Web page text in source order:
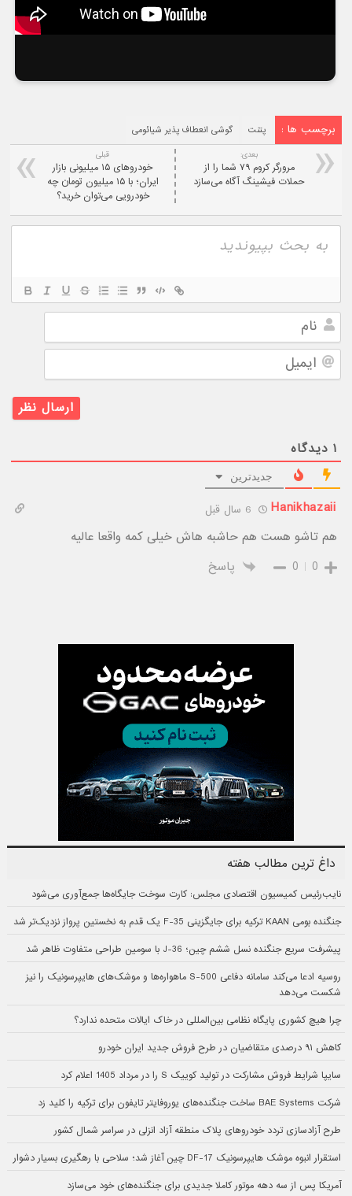
برچسب ها : پتنت گوشی انعطاف پذیر شیائومی
قبلی
خودروهای ۱۵ میلیونی بازار
ایران؛‌ با ۱۵ میلیون تومان چه
خودرویی می‌توان خرید؟
بعدی:
مرورگر کروم ۷۹ شما را از
حملات فیشینگ آگاه می‌سازد
نام
ایمیل
۱ دیدگاه
جدیدترین
Hanikhazaii
هم تاشو هست هم حاشبه هاش خیلی کمه واقعا عالیه
0
0 پاسخ
داغ ترین مطالب هفته
نایب‌رئیس کمیسیون اقتصادی مجلس: کارت سوخت جایگاه‌ها جمع‌آوری می‌شود
جنگنده بومی KAAN ترکیه برای جایگزینی F-35 یک قدم به نخستین پرواز نزدیک‌تر شد
پیشرفت سریع جنگنده نسل ششم چین؛ J-36 با سومین طراحی متفاوت ظاهر شد
روسیه ادعا می‌کند سامانه دفاعی S-500 ماهواره‌ها و موشک‌های هایپرسونیک را نیز
شکست می‌دهد
چرا هیچ کشوری پایگاه نظامی بین‌المللی در خاک ایالات متحده ندارد؟
کاهش ۹۱ درصدی متقاضیان در طرح فروش جدید ایران خودرو
سایپا شرایط فروش مشارکت در تولید کوییک S را در مرداد 1405 اعلام کرد
شرکت BAE Systems ساخت جنگنده‌های یوروفایتر تایفون برای ترکیه را کلید زد
طرح آزادسازی تردد خودروهای پلاک منطقه آزاد انزلی در سراسر شمال کشور
استقرار انبوه موشک هایپرسونیک DF-17 چین آغاز شد؛ سلاحی با رهگیری بسیار دشوار
آمریکا پس از سه دهه موتور کاملا جدیدی برای جنگنده‌های خود می‌سازد